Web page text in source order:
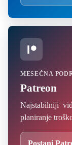
MESEČNA
Patreon
Najstabilniji
planiranje